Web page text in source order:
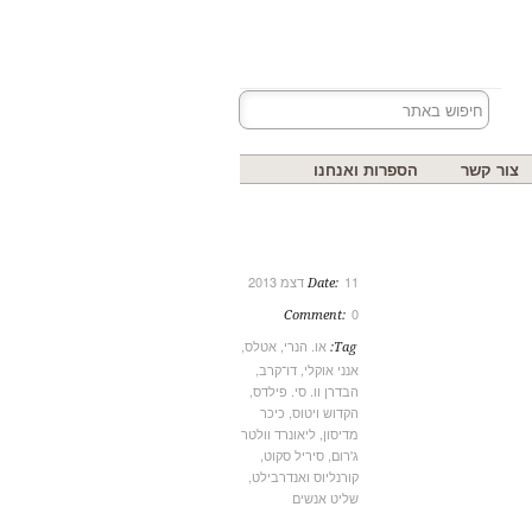
צור קשר הספרות ואנחנו
Date: 11 דצמ 2013
Comment: 0
Tag: או. הנרי אטלס
אנני אוקלי דו־קרב
הבדרן וו. סי. פילדס
הקדוש ויטוס כיכר
מדיסון ליאונרד וולטר
ג'רום סיריל סקוט
קורנליוס ואנדרבילט
שליט אנשים